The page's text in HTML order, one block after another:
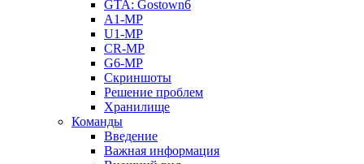
GTA: Gostown6
A1-MP
U1-MP
CR-MP
G6-MP
Скриншоты
Решение проблем
Хранилище
Команды
Введение
Важная информация